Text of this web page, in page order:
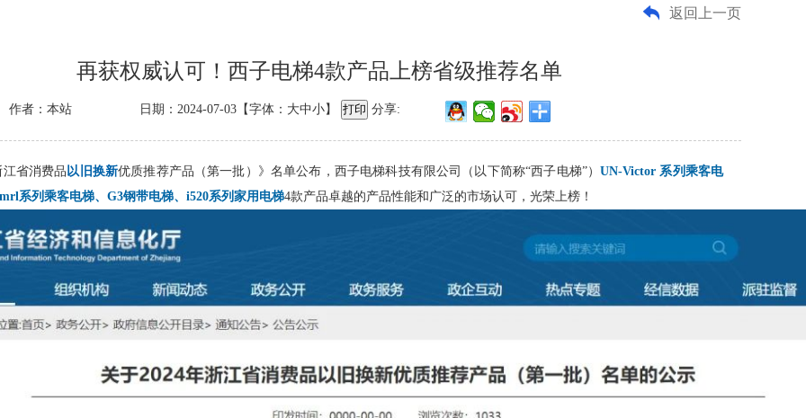
返回上一页
再获权威认可！西子电梯4款产品上榜省级推荐名单
作者：本站 日期：2024-07-03【字体： 大中小】 分享:
江省消费品以旧换新优质推荐产品（第一批）》名单公布，西子电梯科技有限公司（以下简称“西子电梯”）UN-Victor 系列乘客电
系列乘客电梯、G3钢带电梯、i520系列家用电梯4款产品卓越的产品性能和广泛的市场认可，光荣上榜！